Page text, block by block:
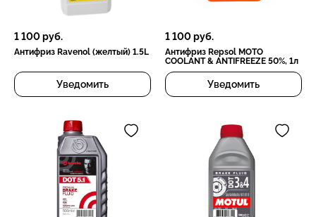
1 100руб.
Антифриз Ravenol (желтый) 1.5L
Уведомить
1 100руб.
Антифриз Repsol MOTO
COOLANT & ANTIFREEZE 50%, 1л
Уведомить